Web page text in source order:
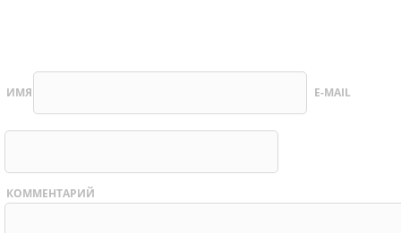
ИМЯ E-MAIL
КОММЕНТАРИЙ